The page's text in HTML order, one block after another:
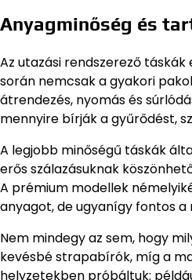
Anyagminőség és
Az utazási rendszerező
során nemcsak a gyakori
átrendezés, nyomás és
mennyire bírják a gyűrődést,
A legjobb minőségű táskák
erős szálazásuknak
A prémium modellek
anyagot, de ugyanígy fontos a
Nem mindegy az sem, hogy
kevésbé strapabírók, míg a
helyzetekben próbáltuk: